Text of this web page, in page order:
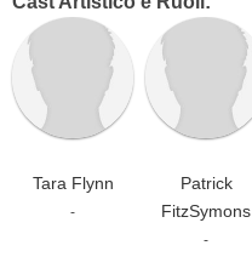
Tara Flynn
-
Patrick
FitzSymons
-